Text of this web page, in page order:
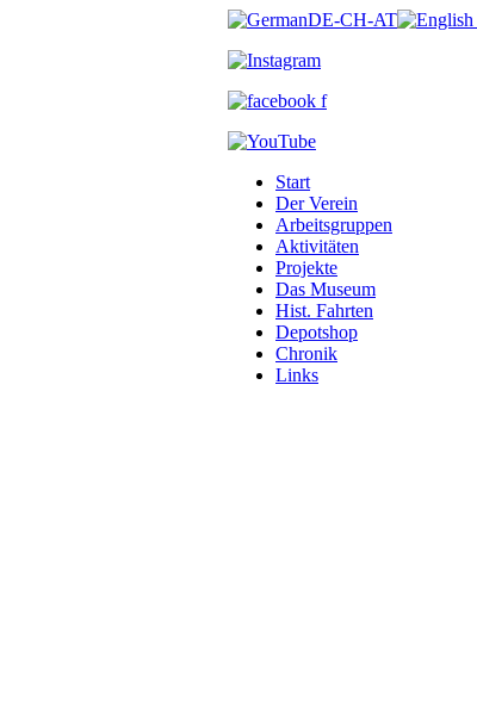
Start
Der Verein
Arbeitsgruppen
Aktivitäten
Projekte
Das Museum
Hist. Fahrten
Depotshop
Chronik
Links